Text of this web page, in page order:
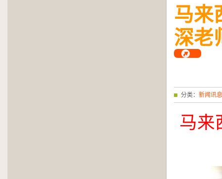
马来
深老
分类： 新闻讯息
马来